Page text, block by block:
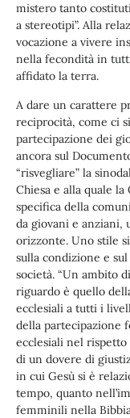
mistero tanto
a stereotipi”. Alla
vocazione a vivere
nella fecondità in
affidato la terra.
A dare un carattere
reciprocità, come ci
partecipazione dei
ancora sul
“risvegliare” la
Chiesa e alla quale
specifica della
da giovani e anziani,
orizzonte. Uno stile
sulla condizione e
società. “Un ambito
riguardo è quello
ecclesiali a tutti i
della partecipazione
ecclesiali nel
di un dovere di
in cui Gesù si è
tempo, quanto
femminili nella